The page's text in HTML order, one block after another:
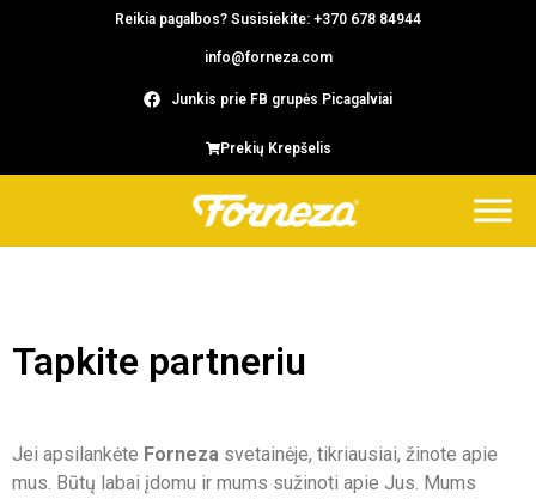
Reikia pagalbos? Susisiekite: +370 678 84944
info@forneza.com
Junkis prie FB grupės Picagalviai
Prekių Krepšelis
Tapkite partneriu
Jei apsilankėte Forneza svetainėje, tikriausiai, žinote apie
mus. Būtų labai įdomu ir mums sužinoti apie Jus. Mums